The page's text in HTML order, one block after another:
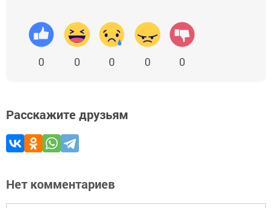
0 0 0 0 0
Расскажите друзьям
Нет комментариев